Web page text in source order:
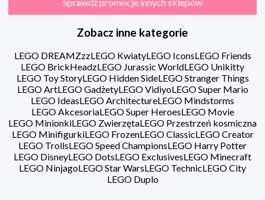
Zobacz inne kategorie
LEGO DREAMZzzLEGO KwiatyLEGO IconsLEGO Friends
LEGO BrickHeadzLEGO Jurassic WorldLEGO Unikitty
LEGO Toy StoryLEGO Hidden SideLEGO Stranger Things
LEGO ArtLEGO GadżetyLEGO VidiyoLEGO Super Mario
LEGO IdeasLEGO ArchitectureLEGO Mindstorms
LEGO AkcesoriaLEGO Super HeroesLEGO Movie
LEGO MinionkiLEGO ZwierzętaLEGO Przestrzeń kosmiczna
LEGO MinifigurkiLEGO FrozenLEGO ClassicLEGO Creator
LEGO TrollsLEGO Speed ChampionsLEGO Harry Potter
LEGO DisneyLEGO DotsLEGO ExclusivesLEGO Minecraft
LEGO NinjagoLEGO Star WarsLEGO TechnicLEGO City
LEGO Duplo